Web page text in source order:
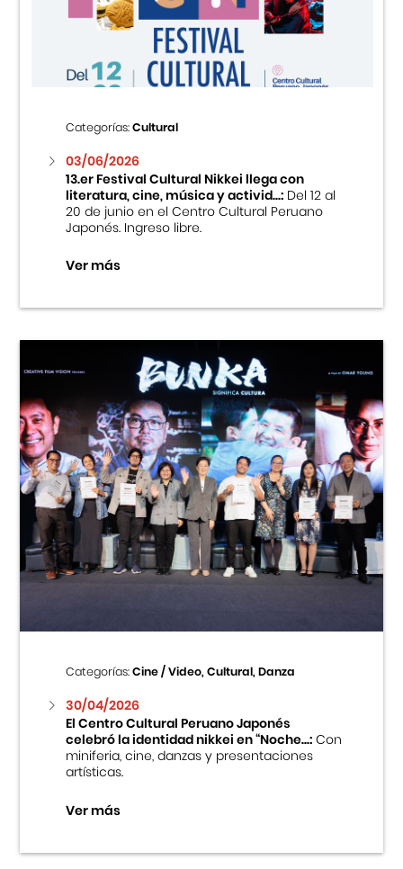
Centro Cultural Peruano Japonés
Cursos
Museo de la Inmigración Japonesa
Fondo Editorial
Teatro Peruano Japonés
Categorías:Cultural
03/06/2026
13.er Festival Cultural Nikkei llega con
literatura, cine, música y activid...:Del 12 al
20 de junio en el Centro Cultural Peruano
Japonés. Ingreso libre.
Ver más
Categorías:Cine / Video, Cultural, Danza
30/04/2026
El Centro Cultural Peruano Japonés
celebró la identidad nikkei en “Noche...:Con
miniferia, cine, danzas y presentaciones
artísticas.
Ver más